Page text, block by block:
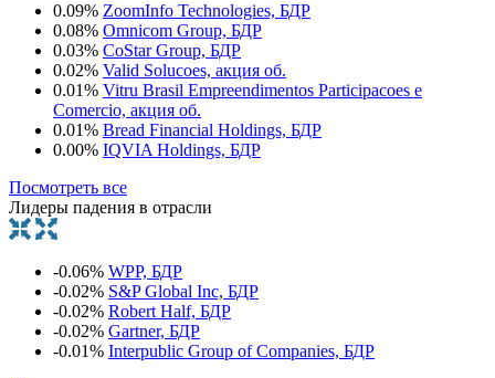
0.09% ZoomInfo Technologies, БДР
0.08% Omnicom Group, БДР
0.03% CoStar Group, БДР
0.02% Valid Solucoes, акция об.
0.01% Vitru Brasil Empreendimentos Participacoes e
Comercio, акция об.
0.01% Bread Financial Holdings, БДР
0.00% IQVIA Holdings, БДР
Посмотреть все
Лидеры падения в отрасли
-0.06% WPP, БДР
-0.02% S&P Global Inc, БДР
-0.02% Robert Half, БДР
-0.02% Gartner, БДР
-0.01% Interpublic Group of Companies, БДР